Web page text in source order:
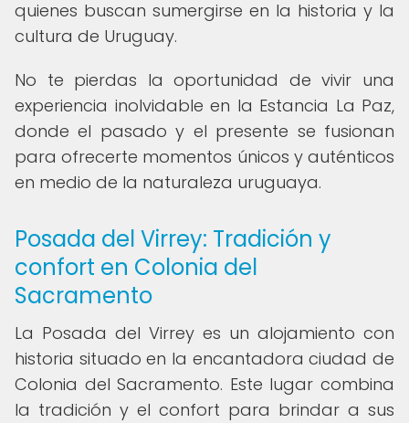
quienes buscan sumergirse en la historia y la
cultura de Uruguay.
No te pierdas la oportunidad de vivir una
experiencia inolvidable en la Estancia La Paz,
donde el pasado y el presente se fusionan
para ofrecerte momentos únicos y auténticos
en medio de la naturaleza uruguaya.
Posada del Virrey: Tradición y
confort en Colonia del
Sacramento
La Posada del Virrey es un alojamiento con
historia situado en la encantadora ciudad de
Colonia del Sacramento. Este lugar combina
la tradición y el confort para brindar a sus